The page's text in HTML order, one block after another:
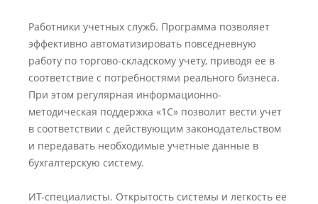
Работники учетных служб. Программа позволяет
эффективно автоматизировать повседневную
работу по торгово-складскому учету, приводя ее в
соответствие с потребностями реального бизнеса.
При этом регулярная информационно-
методическая поддержка «1С» позволит вести учет
в соответствии с действующим законодательством
и передавать необходимые учетные данные в
бухгалтерскую систему.
ИТ-специалисты. Открытость системы и легкость ее